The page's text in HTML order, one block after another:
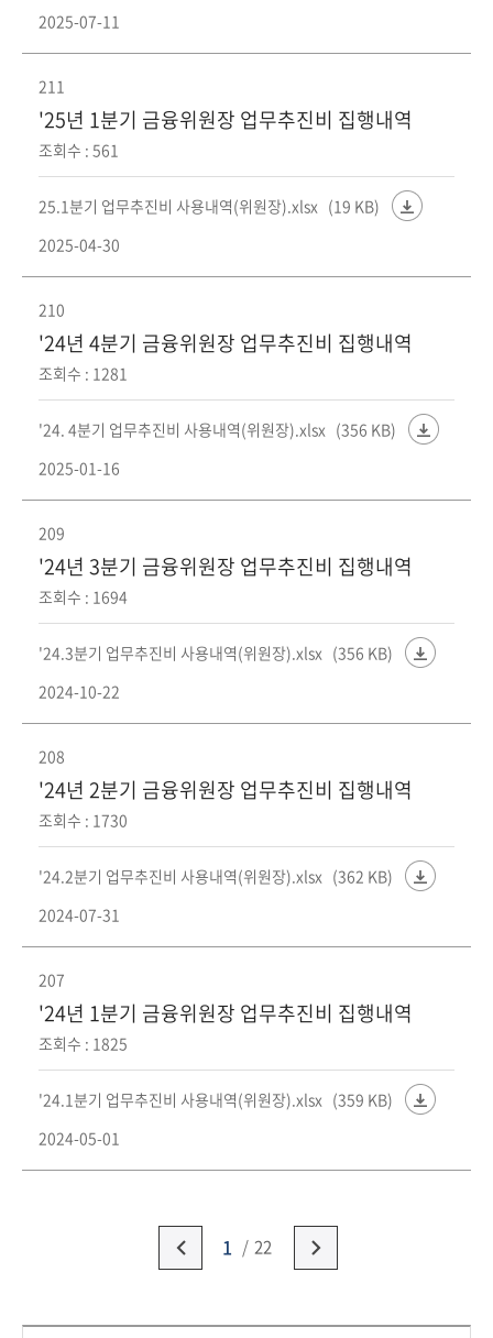
2025-07-11
211
'25년 1분기 금융위원장 업무추진비 집행내역
조회수 : 561
25.1분기 업무추진비 사용내역(위원장).xlsx (19 KB)
2025-04-30
210
'24년 4분기 금융위원장 업무추진비 집행내역
조회수 : 1281
'24. 4분기 업무추진비 사용내역(위원장).xlsx (356 KB)
2025-01-16
209
'24년 3분기 금융위원장 업무추진비 집행내역
조회수 : 1694
'24.3분기 업무추진비 사용내역(위원장).xlsx (356 KB)
2024-10-22
208
'24년 2분기 금융위원장 업무추진비 집행내역
조회수 : 1730
'24.2분기 업무추진비 사용내역(위원장).xlsx (362 KB)
2024-07-31
207
'24년 1분기 금융위원장 업무추진비 집행내역
조회수 : 1825
'24.1분기 업무추진비 사용내역(위원장).xlsx (359 KB)
2024-05-01
1 22